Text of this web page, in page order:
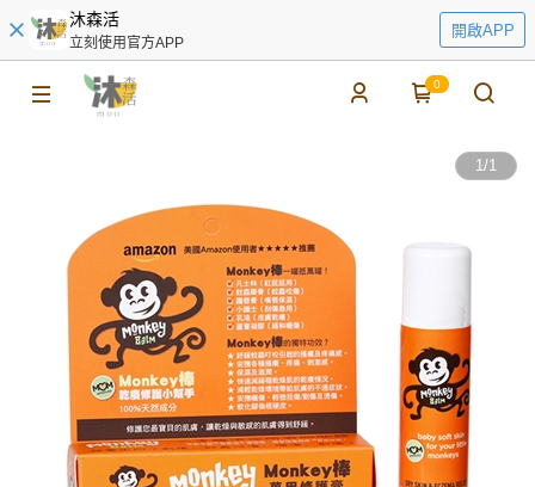
沐森活
立刻使用官方APP
開啟APP
0
1/1